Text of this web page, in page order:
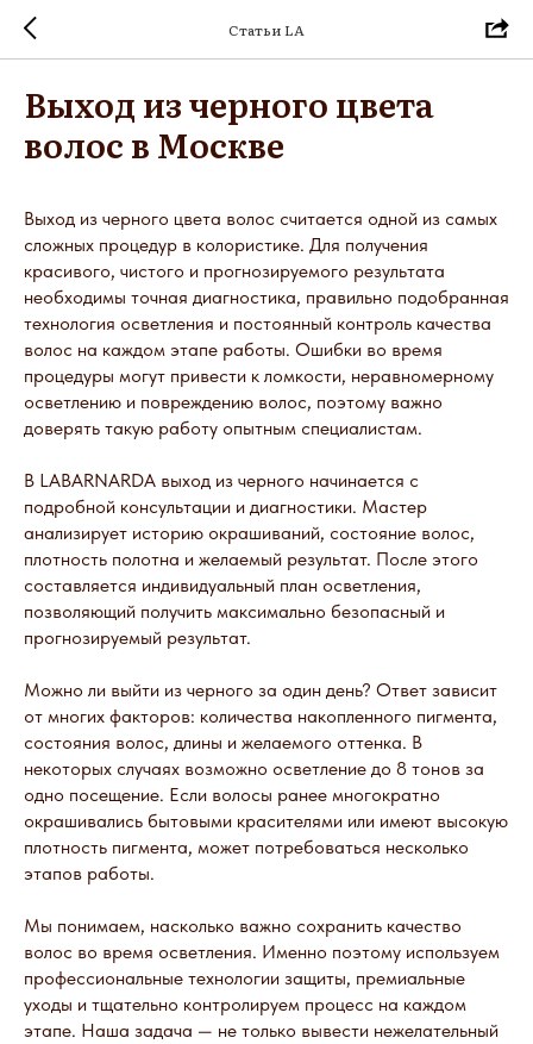
Статьи LA
Выход из черного цвета
волос в Москве
Выход из черного цвета волос считается одной из самых
сложных процедур в колористике. Для получения
красивого, чистого и прогнозируемого результата
необходимы точная диагностика, правильно подобранная
технология осветления и постоянный контроль качества
волос на каждом этапе работы. Ошибки во время
процедуры могут привести к ломкости, неравномерному
осветлению и повреждению волос, поэтому важно
доверять такую работу опытным специалистам.
В LABARNARDA выход из черного начинается с
подробной консультации и диагностики. Мастер
анализирует историю окрашиваний, состояние волос,
плотность полотна и желаемый результат. После этого
составляется индивидуальный план осветления,
позволяющий получить максимально безопасный и
прогнозируемый результат.
Можно ли выйти из черного за один день? Ответ зависит
от многих факторов: количества накопленного пигмента,
состояния волос, длины и желаемого оттенка. В
некоторых случаях возможно осветление до 8 тонов за
одно посещение. Если волосы ранее многократно
окрашивались бытовыми красителями или имеют высокую
плотность пигмента, может потребоваться несколько
этапов работы.
Мы понимаем, насколько важно сохранить качество
волос во время осветления. Именно поэтому используем
профессиональные технологии защиты, премиальные
уходы и тщательно контролируем процесс на каждом
этапе. Наша задача — не только вывести нежелательный